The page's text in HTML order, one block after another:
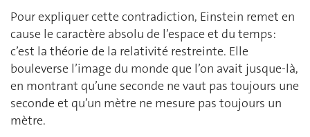
Pour expliquer cette contradiction, Einstein remet en
cause le caractère absolu de l’espace et du temps:
c’est la théorie de la relativité restreinte. Elle
bouleverse l’image du monde que l’on avait jusque-là,
en montrant qu’une seconde ne vaut pas toujours une
seconde et qu’un mètre ne mesure pas toujours un
mètre.